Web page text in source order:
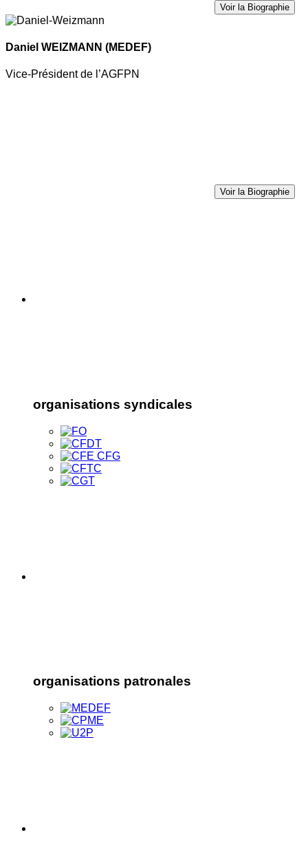
Voir la Biographie
Daniel WEIZMANN (MEDEF)
Vice-Président de l’AGFPN
Voir la Biographie
organisations syndicales
organisations patronales